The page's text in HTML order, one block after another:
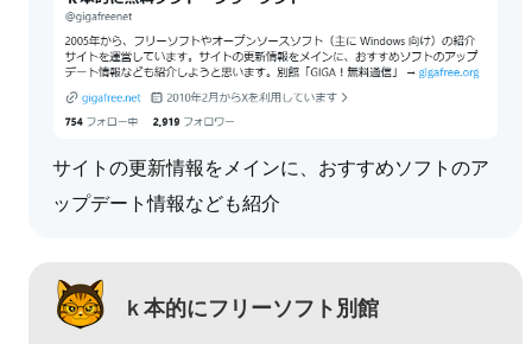
サイトの更新情報をメインに、おすすめソフトのア
ップデート情報なども紹介
ｋ本的にフリーソフト別館